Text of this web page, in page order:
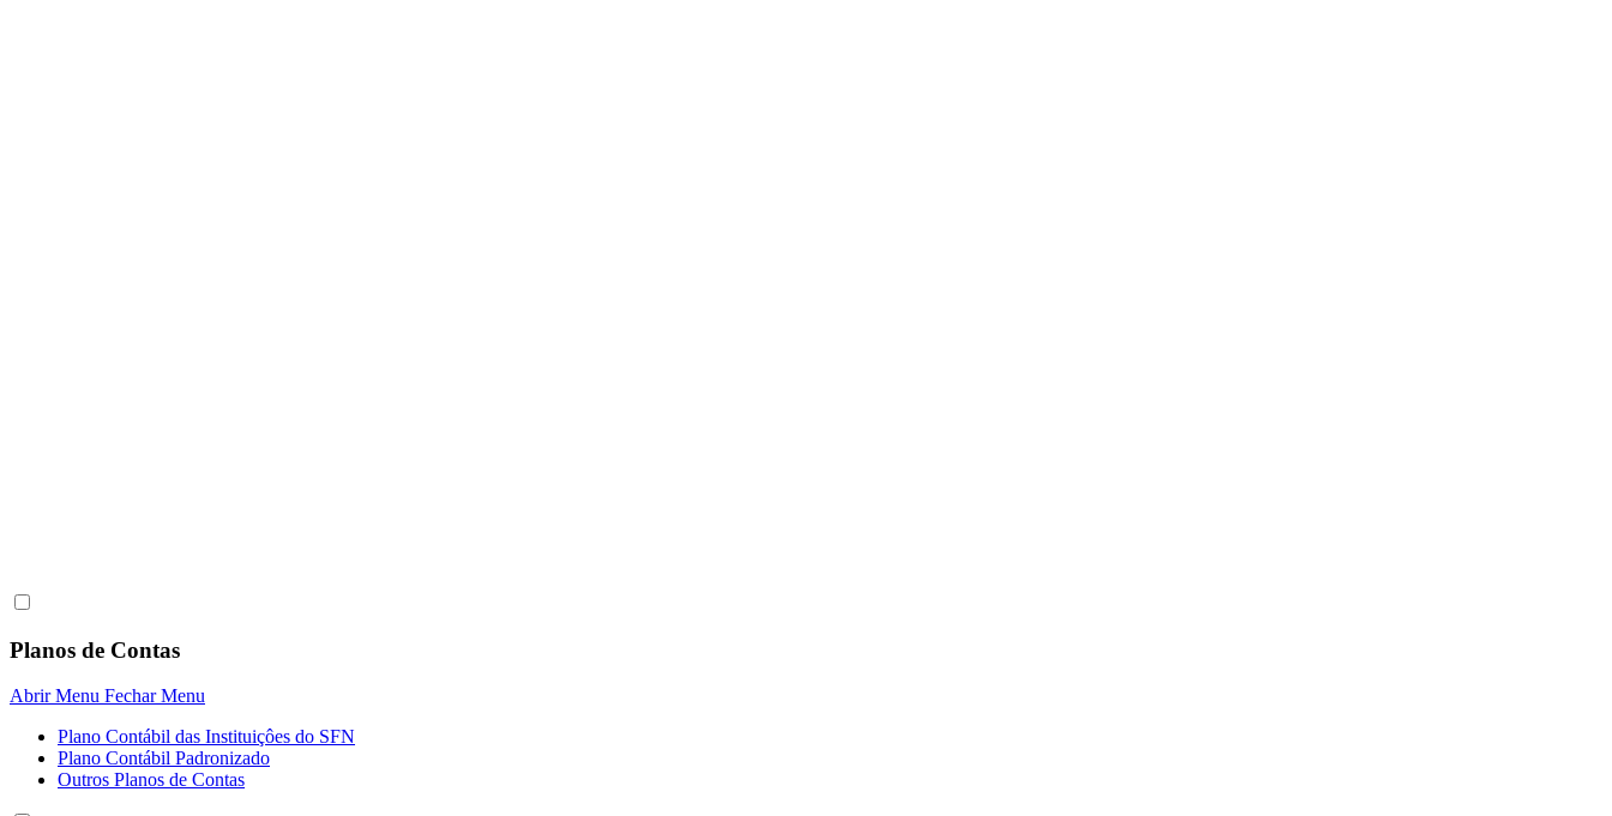
Planos de Contas
Abrir Menu Fechar Menu
Plano Contábil das Instituiçôes do SFN
Plano Contábil Padronizado
Outros Planos de Contas